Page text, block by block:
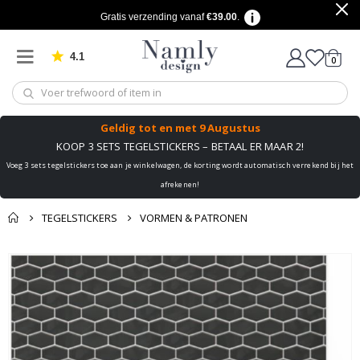
Gratis verzending vanaf€39.00.
4.1 Gebaseerd op 1030 beoordelingen 0
Geldig tot en met 9 Augustus
KOOP 3 SETS TEGELSTICKERS – BETAAL ER MAAR 2!
Voeg 3 sets tegelstickers toe aan je winkelwagen, de korting wordt automatisch verrekend bij het
afrekenen!
TEGELSTICKERS VORMEN & PATRONEN
Misschien vind je dit
ook leuk ✔
Mand
Naar de kassa
Ga
naar
het
einde
van
de